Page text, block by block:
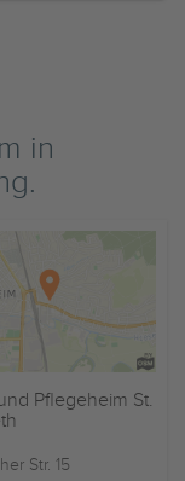
in
Pflegeheim St.
Str. 15